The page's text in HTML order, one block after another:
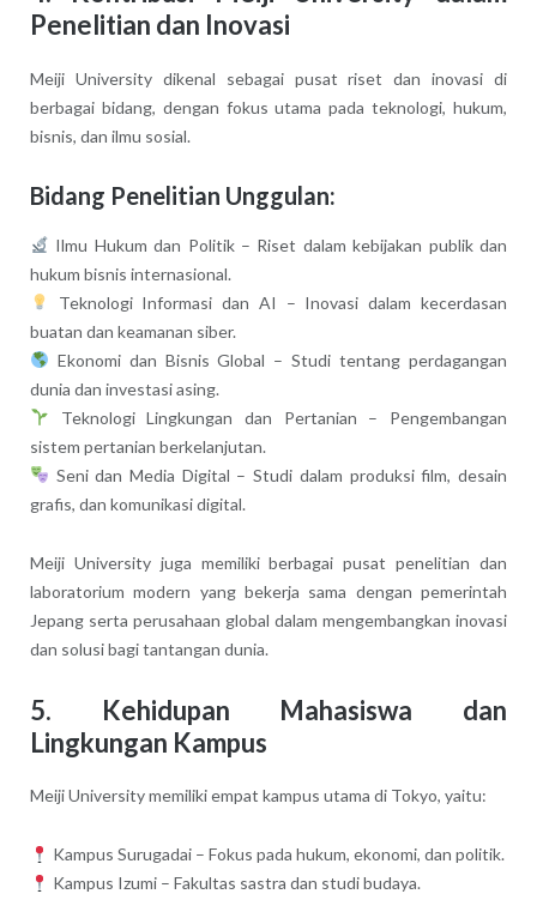
Penelitian dan Inovasi
Meiji University dikenal sebagai pusat riset dan inovasi di
berbagai bidang, dengan fokus utama pada teknologi, hukum,
bisnis, dan ilmu sosial.
Bidang Penelitian Unggulan:
Ilmu Hukum dan Politik – Riset dalam kebijakan publik dan
hukum bisnis internasional.
Teknologi Informasi dan AI – Inovasi dalam kecerdasan
buatan dan keamanan siber.
Ekonomi dan Bisnis Global – Studi tentang perdagangan
dunia dan investasi asing.
Teknologi Lingkungan dan Pertanian – Pengembangan
sistem pertanian berkelanjutan.
Seni dan Media Digital – Studi dalam produksi film, desain
grafis, dan komunikasi digital.
Meiji University juga memiliki berbagai pusat penelitian dan
laboratorium modern yang bekerja sama dengan pemerintah
Jepang serta perusahaan global dalam mengembangkan inovasi
dan solusi bagi tantangan dunia.
5. Kehidupan Mahasiswa dan
Lingkungan Kampus
Meiji University memiliki empat kampus utama di Tokyo, yaitu:
Kampus Surugadai – Fokus pada hukum, ekonomi, dan politik.
Kampus Izumi – Fakultas sastra dan studi budaya.